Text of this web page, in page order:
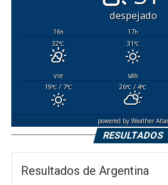
despejado
16h 17h
32°C 31°C
vie sáb
19°C/ 7°C 26°C / 4°C
powered byWeather
RESULTADOS
Resultados de Argentina